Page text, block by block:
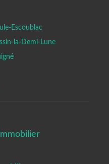
Escoublac
la-Demi-Lune